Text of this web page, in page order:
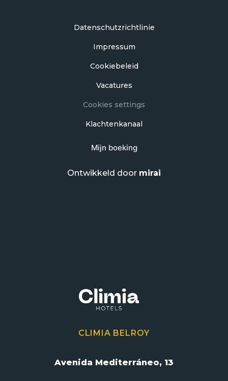
Datenschutzrichtlinie
Impressum
Cookiebeleid
Vacatures
Cookies settings
Klachtenkanaal
Mijn boeking
Ontwikkeld door mirai
CLIMIA BELROY
Avenida Mediterráneo, 13